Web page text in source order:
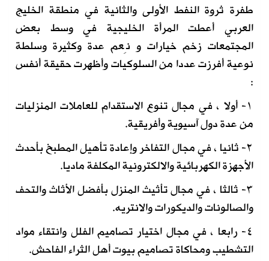
طفرة ثروة النفط الأولى والثانية في منطقة الخليج
العربي أعطت المرأة الخليجية في وسط بعض
المجتمعات زخم خيارات و نِعم عدة وكثيرة وسلطة
نوعية أفرزت عددا من السلوكيات وأظهرت حقيقة أنفس
:
١- أولا ، في مجال تنوع الاستقدام للعاملات المنزليات
من عدة دول آسيوية وأفريقية.
٢- ثانيا ، في مجال التفاخر وإعادة تأهيل المطبخ بأحدث
الأجهزة الكهربائية والالكترونية المكلفة ماديا.
٣- ثالثا ، في مجال تأثيث المنزل بأفضل الأثاث والتحف
والصالونات والديكورات والانتريه.
٤- رابعا ، في مجال اختيار تصاميم الفلل وانتقاء مواد
التشطيب ومحاكاة تصاميم بيوت أهل الثراء الفاحش.